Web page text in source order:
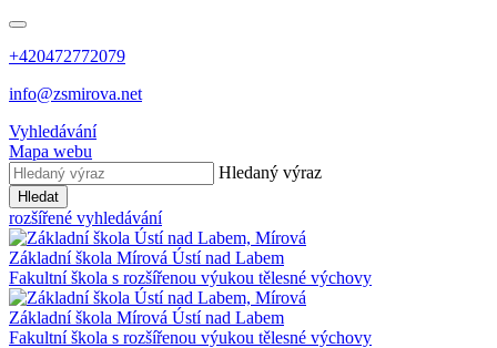
+420472772079
info@zsmirova.net
Vyhledávání
Mapa webu
Hledaný výraz
Hledat
rozšířené vyhledávání
Základní škola Mírová Ústí nad Labem
Fakultní škola s rozšířenou výukou tělesné výchovy
Základní škola Mírová Ústí nad Labem
Fakultní škola s rozšířenou výukou tělesné výchovy